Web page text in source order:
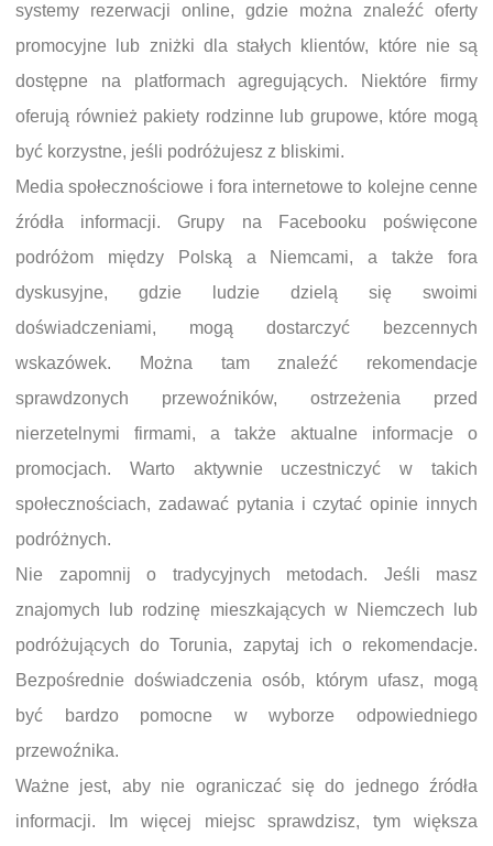
systemy rezerwacji online, gdzie można znaleźć oferty
promocyjne lub zniżki dla stałych klientów, które nie są
dostępne na platformach agregujących. Niektóre firmy
oferują również pakiety rodzinne lub grupowe, które mogą
być korzystne, jeśli podróżujesz z bliskimi.
Media społecznościowe i fora internetowe to kolejne cenne
źródła informacji. Grupy na Facebooku poświęcone
podróżom między Polską a Niemcami, a także fora
dyskusyjne, gdzie ludzie dzielą się swoimi
doświadczeniami, mogą dostarczyć bezcennych
wskazówek. Można tam znaleźć rekomendacje
sprawdzonych przewoźników, ostrzeżenia przed
nierzetelnymi firmami, a także aktualne informacje o
promocjach. Warto aktywnie uczestniczyć w takich
społecznościach, zadawać pytania i czytać opinie innych
podróżnych.
Nie zapomnij o tradycyjnych metodach. Jeśli masz
znajomych lub rodzinę mieszkających w Niemczech lub
podróżujących do Torunia, zapytaj ich o rekomendacje.
Bezpośrednie doświadczenia osób, którym ufasz, mogą
być bardzo pomocne w wyborze odpowiedniego
przewoźnika.
Ważne jest, aby nie ograniczać się do jednego źródła
informacji. Im więcej miejsc sprawdzisz, tym większa